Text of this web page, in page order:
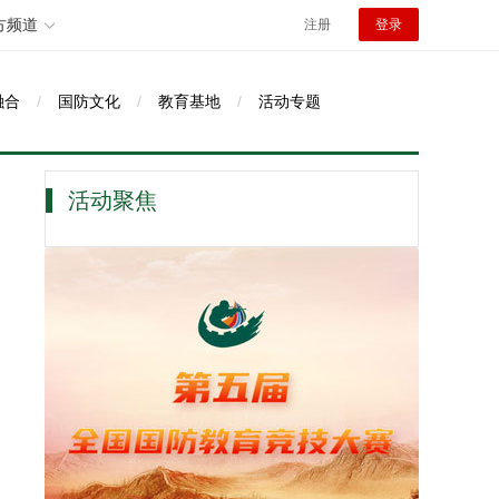
频道 注册 登录
合 / 国防文化 / 教育基地 / 活动专题
活动聚焦